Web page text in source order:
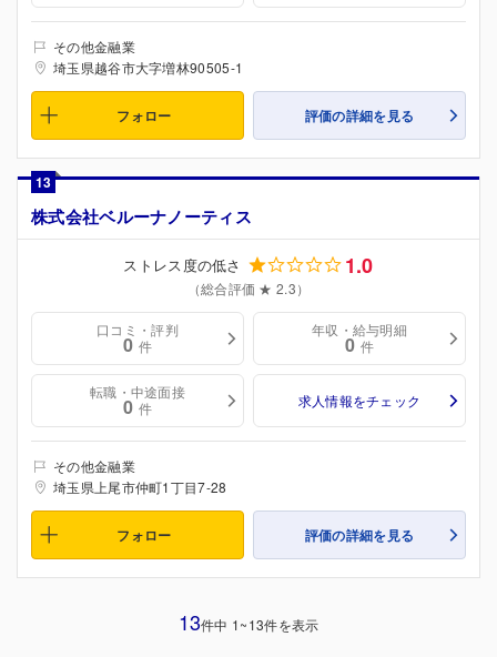
その他金融業
埼玉県越谷市大字増林90505-1
フォロー 評価の詳細を見る
13
株式会社ベルーナノーティス
ストレス度の低さ 1.0
（総合評価 ★ 2.3）
口コミ・評判
0 件
年収・給与明細
0 件
転職・中途面接
0 件 求人情報をチェック
その他金融業
埼玉県上尾市仲町1丁目7-28
フォロー 評価の詳細を見る
13件中 1~13件を表示